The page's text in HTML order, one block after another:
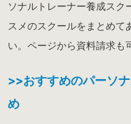
ソナルトレーナー養成スク
スメのスクールをまとめて
い。ページから資料請求も
>>おすすめのパーソ
め